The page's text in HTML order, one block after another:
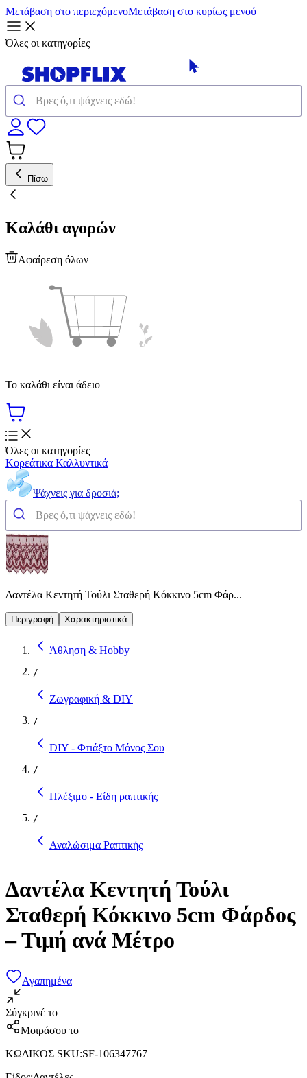
Μετάβαση στο περιεχόμενοΜετάβαση στο κυρίως μενού
Όλες οι κατηγορίες
Πίσω
Καλάθι αγορών
Αφαίρεση όλων
Το καλάθι είναι άδειο
Όλες οι κατηγορίες
Κορεάτικα Καλλυντικά
Ψάχνεις για δροσιά;
Δαντέλα Κεντητή Τούλι Σταθερή Κόκκινο 5cm Φάρ...
Περιγραφή Χαρακτηριστικά
Άθληση & Hobby
/
Ζωγραφική & DIY
/
DIY - Φτιάξτο Μόνος Σου
/
Πλέξιμο - Είδη ραπτικής
/
Αναλώσιμα Ραπτικής
Δαντέλα Κεντητή Τούλι
Σταθερή Κόκκινο 5cm Φάρδος
– Τιμή ανά Μέτρο
Αγαπημένα
Σύγκρινέ το
Μοιράσου το
ΚΩΔΙΚΟΣ SKU:SF-106347767